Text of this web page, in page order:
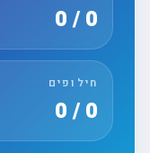
חילופים